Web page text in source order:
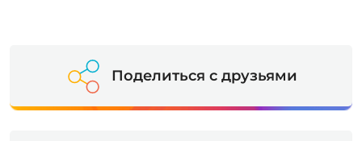
Поделиться с друзьями